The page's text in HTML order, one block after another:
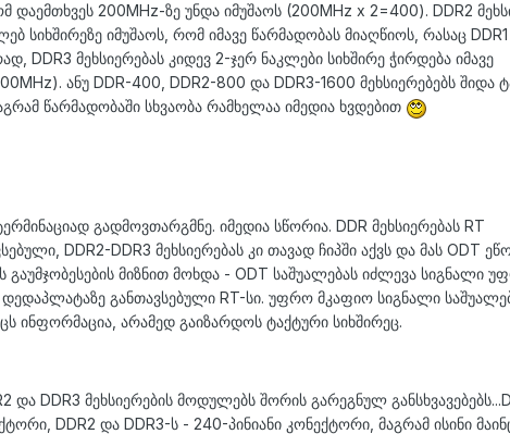
დაემთხვეს 200MHz-ზე უნდა იმუშაოს (200MHz x 2=400). DDR2
სიხშირეზე იმუშაოს, რომ იმავე წარმადობას მიაღწიოს, რასაც
DDR3 მეხსიერებას კიდევ 2-ჯერ ნაკლები სიხშირე ჭირდება იმავე
ანუ DDR-400, DDR2-800 და DDR3-1600 მეხსიერებებს შიდა
წარმადობაში სხვაობა რამხელაა იმედია ხვდებით
გადმოვთარგმნე. იმედია სწორია. DDR მეხსიერებას RT
DDR2-DDR3 მეხსიერებას კი თავად ჩიპში აქვს და მას ODT
გაუმჯობესების მიზნით მოხდა - ODT საშუალებას იძლევა სიგნალი
განთავსებული RT-სი. უფრო მკაფიო სიგნალი
ინფორმაცია, არამედ გაიზარდოს ტაქტური სიხშირეც.
და DDR3 მეხსიერების მოდულებს შორის გარეგნულ
DDR2 და DDR3-ს - 240-პინიანი კონექტორი, მაგრამ ისინი